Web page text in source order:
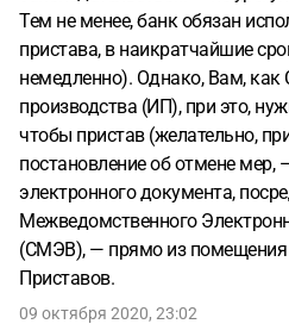
Тем не менее, банк обязан
пристава, в наикратчайшие
немедленно). Однако, Вам, как
производства (ИП), при это,
чтобы пристав (желательно,
постановление об отмене мер,
электронного документа,
Межведомственного
(СМЭВ), — прямо из помещения
Приставов.
09 октября 2020, 23:02